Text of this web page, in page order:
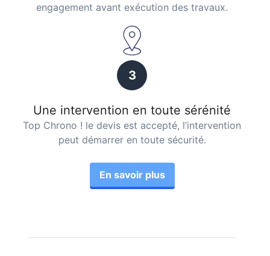
engagement avant exécution des travaux.
3
Une intervention en toute sérénité
Top Chrono ! le devis est accepté, l’intervention
peut démarrer en toute sécurité.
En savoir plus